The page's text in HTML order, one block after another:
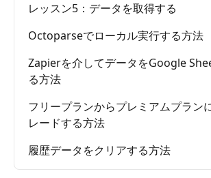
レッスン5：データを取得する
Octoparseでローカル実行する方法
Zapierを介してデータをGoogle
る方法
フリープランからプレミアムプラン
レードする方法
履歴データをクリアする方法